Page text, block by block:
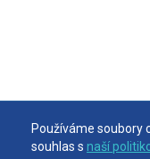
Používáme soubory
souhlas s naší
Používáme soubory
souhlas s naší